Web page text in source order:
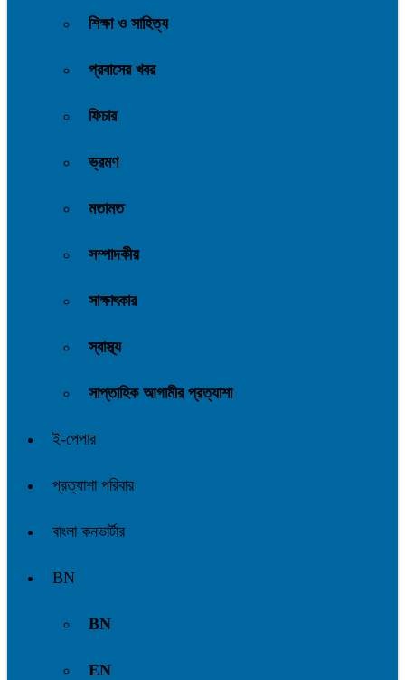
শিক্ষা ও সাহিত্য
প্রবাসের খবর
ফিচার
ভ্রমণ
মতামত
সম্পাদকীয়
সাক্ষাৎকার
স্বাস্থ্য
সাপ্তাহিক আগামীর প্রত্যাশা
ই-পেপার
প্রত্যাশা পরিবার
বাংলা কনভার্টার
BN
BN
EN